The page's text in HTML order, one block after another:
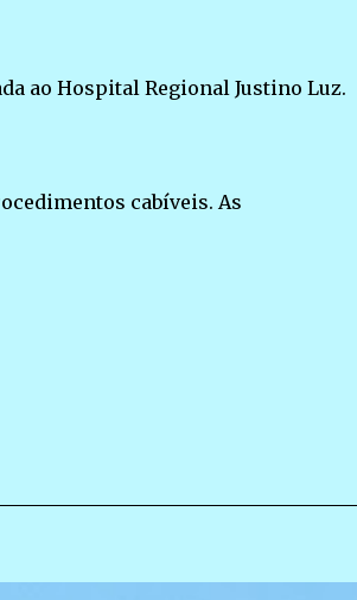
ao Hospital Regional Justino Luz.
cabíveis. As